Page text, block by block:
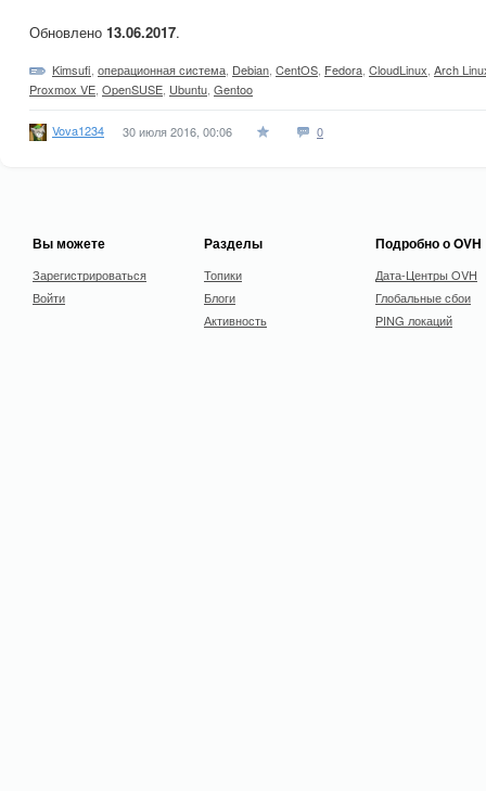
Обновлено 13.06.2017.
Kimsufi операционная система Debian CentOS Fedora CloudLinux Arch
Proxmox VE OpenSUSE Ubuntu Gentoo
Vova1234 30 июля 2016, 00:06 0
Вы можете
Зарегистрироваться
Войти
Разделы
Топики
Блоги
Активность
Подробно о OVH
Дата-Центры OVH
Глобальные сбои
PING локаций